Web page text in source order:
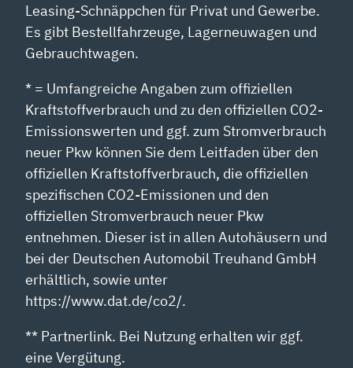
Leasing-Schnäppchen für Privat und Gewerbe.
Es gibt Bestellfahrzeuge, Lagerneuwagen und
Gebrauchtwagen.
* = Umfangreiche Angaben zum offiziellen
Kraftstoffverbrauch und zu den offiziellen CO2-
Emissionswerten und ggf. zum Stromverbrauch
neuer Pkw können Sie dem Leitfaden über den
offiziellen Kraftstoffverbrauch, die offiziellen
spezifischen CO2-Emissionen und den
offiziellen Stromverbrauch neuer Pkw
entnehmen. Dieser ist in allen Autohäusern und
bei der Deutschen Automobil Treuhand GmbH
erhältlich, sowie unter
https://www.dat.de/co2/.
** Partnerlink. Bei Nutzung erhalten wir ggf.
eine Vergütung.